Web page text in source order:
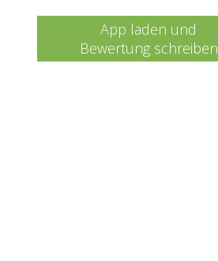
App laden und
Bewertung schreiben